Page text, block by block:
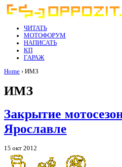
ЧИТАТЬ
МОТОФОРУМ
НАПИСАТЬ
КП
ГАРАЖ
Home › ИМЗ
ИМЗ
Закрытие
Ярославле
15 окт 2012